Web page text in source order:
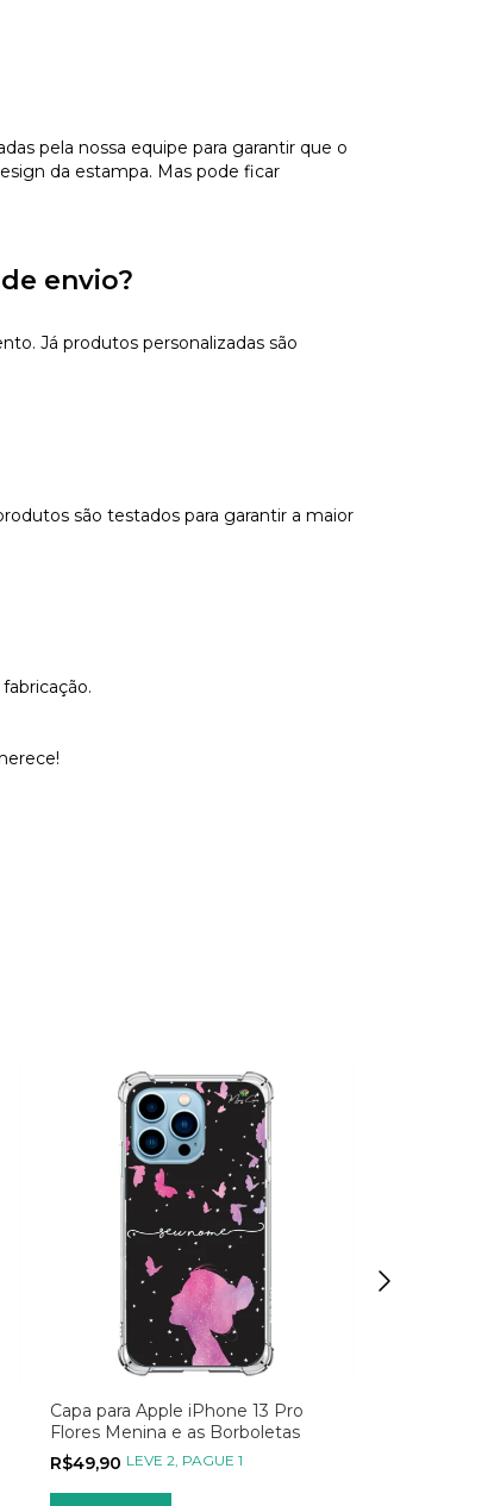
pela nossa equipe para garantir que o
da estampa. Mas pode ficar
envio?
Já produtos personalizadas são
são testados para garantir a maior
Capa para Apple iPhone 13 Pro
Flores Menina e as Borboletas
R$49,90 LEVE 2, PAGUE 1